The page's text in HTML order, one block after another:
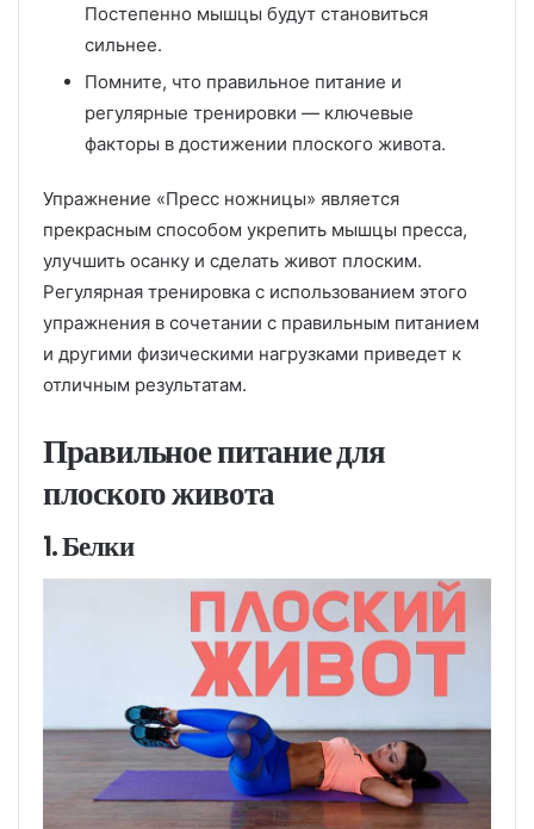
Постепенно мышцы будут становиться
сильнее.
Помните, что правильное питание и
регулярные тренировки — ключевые
факторы в достижении плоского живота.
Упражнение «Пресс ножницы» является
прекрасным способом укрепить мышцы пресса,
улучшить осанку и сделать живот плоским.
Регулярная тренировка с использованием этого
упражнения в сочетании с правильным питанием
и другими физическими нагрузками приведет к
отличным результатам.
Правильное питание для
плоского живота
1. Белки